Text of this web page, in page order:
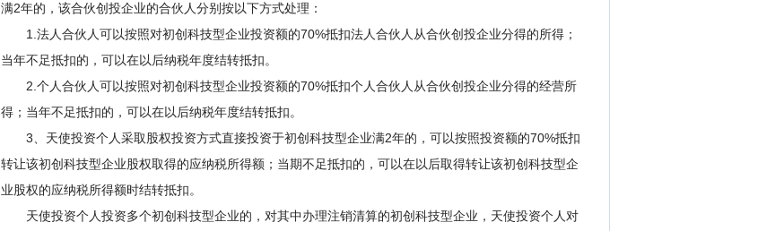
满2年的，该合伙创投企业的合伙人分别按以下方式处理：
1.法人合伙人可以按照对初创科技型企业投资额的70%抵扣法人合伙人从合伙创投企业分得的所得；
当年不足抵扣的，可以在以后纳税年度结转抵扣。
2.个人合伙人可以按照对初创科技型企业投资额的70%抵扣个人合伙人从合伙创投企业分得的经营所
得；当年不足抵扣的，可以在以后纳税年度结转抵扣。
3、天使投资个人采取股权投资方式直接投资于初创科技型企业满2年的，可以按照投资额的70%抵扣
转让该初创科技型企业股权取得的应纳税所得额；当期不足抵扣的，可以在以后取得转让该初创科技型企
业股权的应纳税所得额时结转抵扣。
天使投资个人投资多个初创科技型企业的，对其中办理注销清算的初创科技型企业，天使投资个人对